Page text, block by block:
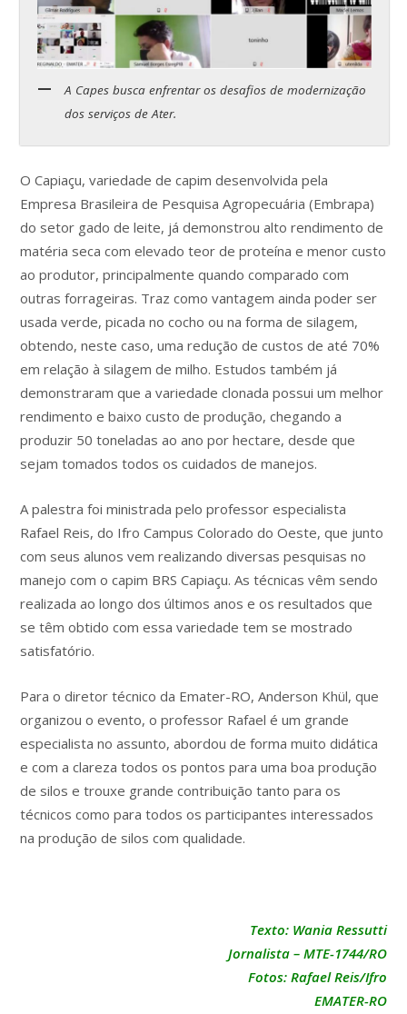
A Capes busca enfrentar os desafios de modernização
dos serviços de Ater.
O Capiaçu, variedade de capim desenvolvida pela
Empresa Brasileira de Pesquisa Agropecuária (Embrapa)
do setor gado de leite, já demonstrou alto rendimento de
matéria seca com elevado teor de proteína e menor custo
ao produtor, principalmente quando comparado com
outras forrageiras. Traz como vantagem ainda poder ser
usada verde, picada no cocho ou na forma de silagem,
obtendo, neste caso, uma redução de custos de até 70%
em relação à silagem de milho. Estudos também já
demonstraram que a variedade clonada possui um melhor
rendimento e baixo custo de produção, chegando a
produzir 50 toneladas ao ano por hectare, desde que
sejam tomados todos os cuidados de manejos.
A palestra foi ministrada pelo professor especialista
Rafael Reis, do Ifro Campus Colorado do Oeste, que junto
com seus alunos vem realizando diversas pesquisas no
manejo com o capim BRS Capiaçu. As técnicas vêm sendo
realizada ao longo dos últimos anos e os resultados que
se têm obtido com essa variedade tem se mostrado
satisfatório.
Para o diretor técnico da Emater-RO, Anderson Khül, que
organizou o evento, o professor Rafael é um grande
especialista no assunto, abordou de forma muito didática
e com a clareza todos os pontos para uma boa produção
de silos e trouxe grande contribuição tanto para os
técnicos como para todos os participantes interessados
na produção de silos com qualidade.
Texto: Wania Ressutti
Jornalista – MTE-1744/RO
Fotos: Rafael Reis/Ifro
EMATER-RO